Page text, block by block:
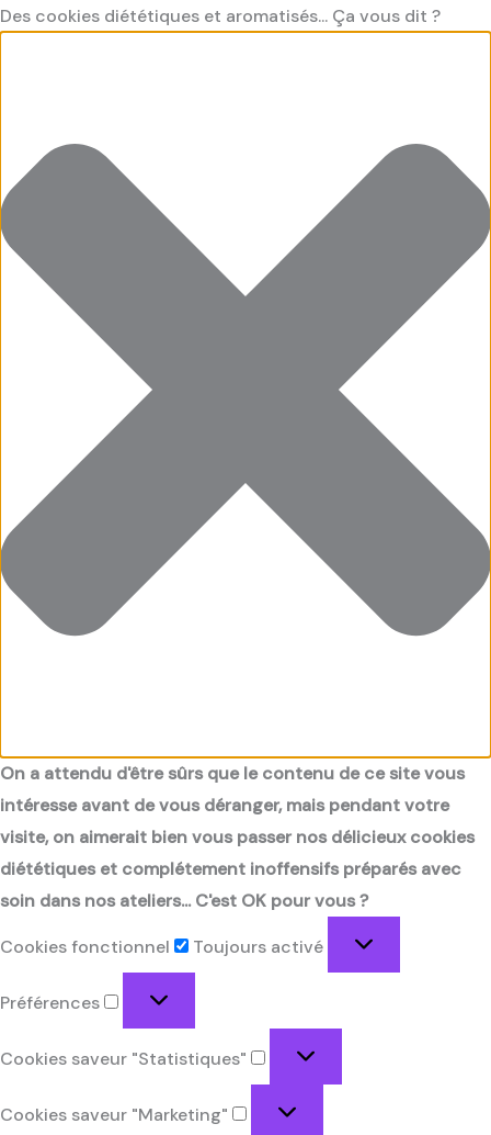
Des cookies diététiques et aromatisés... Ça vous dit ?
On a attendu d'être sûrs que le contenu de ce site vous
intéresse avant de vous déranger, mais pendant votre
visite, on aimerait bien vous passer nos délicieux cookies
diététiques et complétement inoffensifs préparés avec
soin dans nos ateliers... C'est OK pour vous ?
Cookies fonctionnel
Cookies
Toujours activé
Préférences
Préférences
Cookies saveur "Statistiques"
Cookies
Cookies saveur "Marketing"
Cookies
Aller